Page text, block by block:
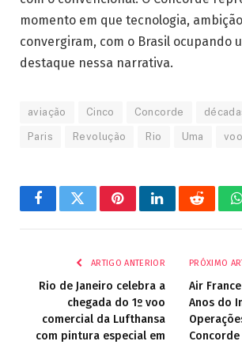
momento em que tecnologia,
convergiram, com o Brasil ocupando
destaque nessa narrativa.
aviação Cinco Concorde
Paris Revolução Rio Uma voo
FacebookTwitterPinterestLinkedInReddit
ARTIGO ANTERIOR
Rio de Janeiro celebra a
chegada do 1º voo
comercial da Lufthansa
com pintura especial em
PRÓXIMO
Air
Anos do
Concorde